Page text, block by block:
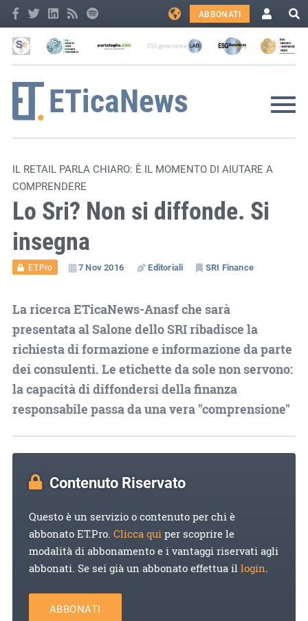
ABBONATI
IL RETAIL PARLA CHIARO: È IL MOMENTO DI AIUTARE A
COMPRENDERE
Lo Sri? Non si diffonde. Si
insegna
ET.Pro 7 Nov 2016 Editoriali SRI Finance
La ricerca ETicaNews-Anasf che sarà
presentata al Salone dello SRI ribadisce la
richiesta di formazione e informazione da parte
dei consulenti. Le etichette da sole non servono:
la capacità di diffondersi della finanza
responsabile passa da una vera "comprensione"
Contenuto Riservato
Questo è un servizio o contenuto per chi è
abbonato ET.Pro. Clicca quiper scoprire le
modalità di abbonamento e i vantaggi riservati agli
abbonati. Se sei già un abbonato effettua illogin.
ABBONATI